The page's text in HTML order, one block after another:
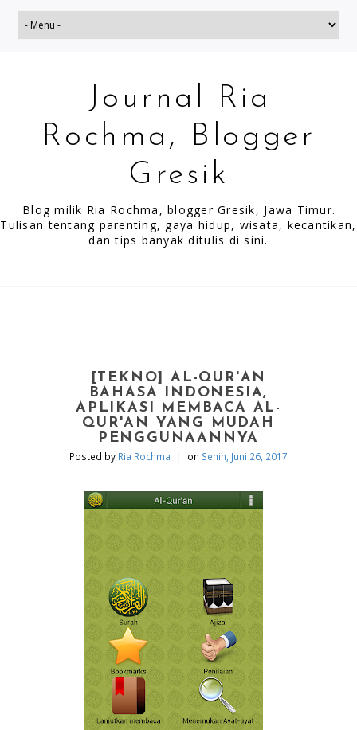
Journal Ria
Rochma, Blogger
Gresik
Blog milik Ria Rochma, blogger Gresik, Jawa Timur.
Tulisan tentang parenting, gaya hidup, wisata, kecantikan,
dan tips banyak ditulis di sini.
[TEKNO] AL-QUR'AN
BAHASA INDONESIA,
APLIKASI MEMBACA AL-
QUR'AN YANG MUDAH
PENGGUNAANNYA
Posted by Ria Rochma on Senin, Juni 26, 2017